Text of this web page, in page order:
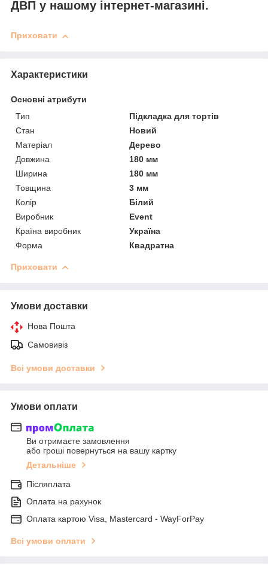
ДВП у нашому інтернет-магазині.
Приховати
Характеристики
Основні атрибути
Тип
Підкладка для тортів
Стан
Новий
Матеріал
Дерево
Довжина
180 мм
Ширина
180 мм
Товщина
3 мм
Колір
Білий
Виробник
Event
Країна виробник
Україна
Форма
Квадратна
Приховати
Умови доставки
Нова Пошта
Самовивіз
Всі умови доставки
Умови оплати
Ви отримаєте замовлення
або гроші повернуться на вашу картку
Детальніше
Післяплата
Оплата на рахунок
Оплата картою Visa, Mastercard - WayForPay
Всі умови оплати